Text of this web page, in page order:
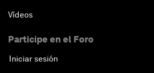
Vídeos
Participe en el Foro
Iniciar sesión